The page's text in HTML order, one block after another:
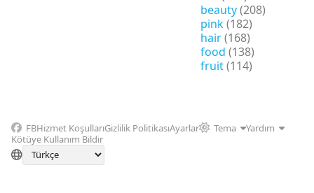
beauty(208)
pink(182)
hair(168)
food (138)
fruit(114)
FBHizmet KoşullarıGizlilik PolitikasıAyarlar Tema
Yardım
Kötüye Kullanım Bildir